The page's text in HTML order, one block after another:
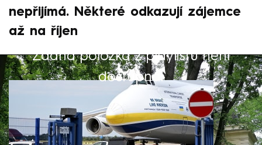
nepřijímá. Některé odkazují zájemce
až na říjen
Žádná položka z playlistu není
dostupná.
Výběr redakce